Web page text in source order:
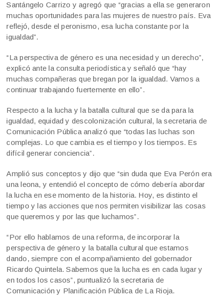
Santángelo Carrizo y agregó que “gracias a ella se generaron
muchas oportunidades para las mujeres de nuestro país. Eva
reflejó, desde el peronismo, esa lucha constante por la
igualdad”.
“La perspectiva de género es una necesidad y un derecho”,
explicó ante la consulta periodística y señaló que “hay
muchas compañeras que bregan por la igualdad. Vamos a
continuar trabajando fuertemente en ello”.
Respecto a la lucha y la batalla cultural que se da para la
igualdad, equidad y descolonización cultural, la secretaria de
Comunicación Pública analizó que “todas las luchas son
complejas. Lo que cambia es el tiempo y los tiempos. Es
difícil generar conciencia”.
Amplió sus conceptos y dijo que “sin duda que Eva Perón era
una leona, y entendió el concepto de cómo debería abordar
la lucha en ese momento de la historia. Hoy, es distinto el
tiempo y las acciones que nos permiten visibilizar las cosas
que queremos y por las que luchamos”.
“Por ello hablamos de una reforma, de incorporar la
perspectiva de género y la batalla cultural que estamos
dando, siempre con el acompañamiento del gobernador
Ricardo Quintela. Sabemos que la lucha es en cada lugar y
en todos los casos”, puntualizó la secretaria de
Comunicación y Planificación Pública de La Rioja.